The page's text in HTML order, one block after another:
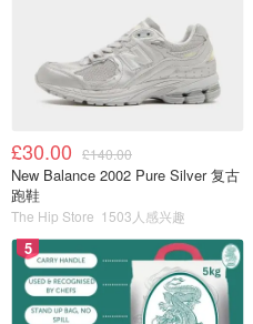
£30.00 £140.00
New Balance 2002 Pure Silver 复古
跑鞋
The Hip Store 1503人感兴趣
5